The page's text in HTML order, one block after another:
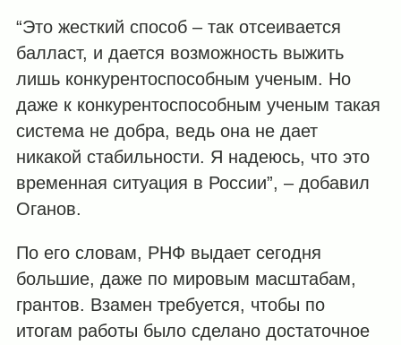
“Это жесткий способ – так отсеивается
балласт, и дается возможность выжить
лишь конкурентоспособным ученым. Но
даже к конкурентоспособным ученым такая
система не добра, ведь она не дает
никакой стабильности. Я надеюсь, что это
временная ситуация в России”, – добавил
Оганов.
По его словам, РНФ выдает сегодня
большие, даже по мировым масштабам,
грантов. Взамен требуется, чтобы по
итогам работы было сделано достаточное